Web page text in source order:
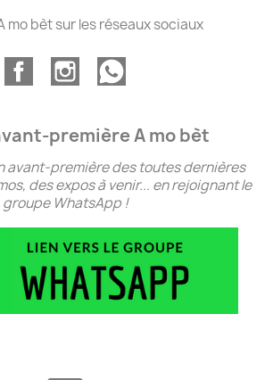
mo bèt sur les réseaux sociaux
première A mo bèt
avant-première des toutes dernières
des expos à venir... en rejoignant le
groupe WhatsApp !